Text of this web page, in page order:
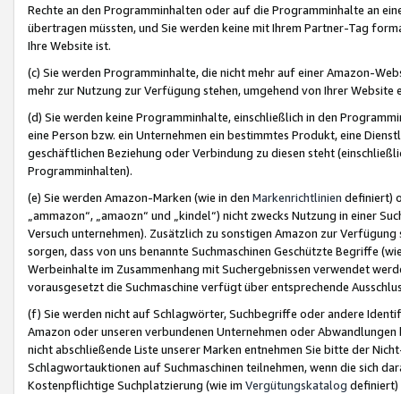
Rechte an den Programminhalten oder auf die Programminhalte an
übertragen müssten, und Sie werden keine mit Ihrem Partner-Tag
Ihre Website ist.
(c) Sie werden Programminhalte, die nicht mehr auf einer Amazon-
mehr zur Nutzung zur Verfügung stehen, umgehend von Ihrer
(d) Sie werden keine Programminhalte, einschließlich in den
eine Person bzw. ein Unternehmen ein bestimmtes Produkt, eine
geschäftlichen Beziehung oder Verbindung zu diesen steht
Programminhalten).
(e) Sie werden Amazon-Marken (wie in den Markenrichtlinien definiert)
„ammazon“, „amaozn“ und „kindel“) nicht zwecks Nutzung in einer
Versuch unternehmen). Zusätzlich zu sonstigen Amazon zur
sorgen, dass von uns benannte Suchmaschinen Geschützte Begriffe
Werbeinhalte im Zusammenhang mit Suchergebnissen verwendet
vorausgesetzt die Suchmaschine verfügt über entsprechende
(f) Sie werden nicht auf Schlagwörter, Suchbegriffe oder andere
Amazon oder unseren verbundenen Unternehmen oder
nicht abschließende Liste unserer Marken entnehmen Sie bitte der
Schlagwortauktionen auf Suchmaschinen teilnehmen, wenn die sich
Kostenpflichtige Suchplatzierung (wie im Vergütungskatalog definiert)